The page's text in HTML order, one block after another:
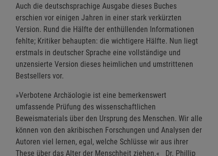
Auch die deutschsprachige Ausgabe dieses Buches
erschien vor einigen Jahren in einer stark verkürzten
Version. Rund die Hälfte der enthüllenden Informationen
fehlte; Kritiker behaupten: die wichtigere Hälfte. Nun liegt
erstmals in deutscher Sprache eine vollständige und
unzensierte Version dieses heimlichen und umstrittenen
Bestsellers vor.
»Verbotene Archäologie ist eine bemerkenswert
umfassende Prüfung des wissenschaftlichen
Beweismaterials über den Ursprung des Menschen. Wir alle
können von den akribischen Forschungen und Analysen der
Autoren viel lernen, egal, welche Schlüsse wir aus ihrer
These über das Alter der Menschheit ziehen.« Dr. Phillip